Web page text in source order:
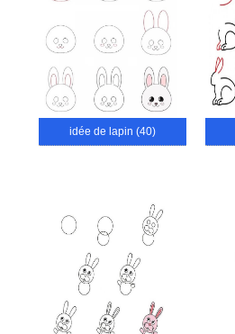
idée de lapin (40)